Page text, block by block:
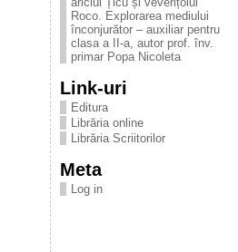
Roco. Explorarea mediului
înconjurător – auxiliar pentru
clasa a II-a, autor prof. înv.
primar Popa Nicoleta
Link-uri
Editura
Librăria online
Librăria Scriitorilor
Meta
Log in